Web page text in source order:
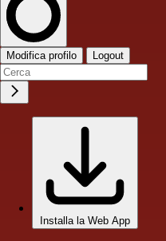
Modifica profilo Logout
Installa la Web App